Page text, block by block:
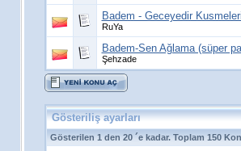
Badem - Geceyedir
RuYa
Badem-Sen Ağlama (süper
Şehzade
Gösteriliş ayarları
Gösterilen 1 den 20 ´e kadar. Toplam 150